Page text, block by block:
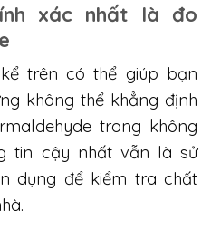
xác nhất là đo
trên có thể giúp bạn
không thể khẳng định
trong không
tin cậy nhất vẫn là sử
dụng để kiểm tra chất